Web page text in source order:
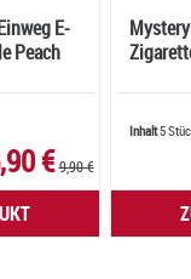
E-
Peach
€9,90 €
Inhalt5